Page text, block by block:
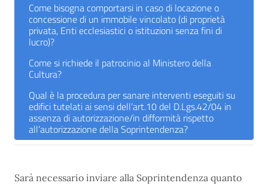
Come bisogna comportarsi in caso di locazione o
concessione di un immobile vincolato (di proprietà
privata, Enti ecclesiastici o istituzioni senza fini di
lucro)?
Come si richiede il patrocinio al Ministero della
Cultura?
Qual è la procedura per sanare interventi eseguiti su
edifici tutelati ai sensi dell’art.10 del D.Lgs.42/04 in
assenza di autorizzazione/in difformità rispetto
all’autorizzazione della Soprintendenza?
Sarà necessario inviare alla Soprintendenza quanto